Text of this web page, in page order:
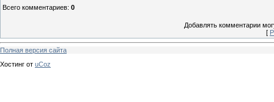
Всего комментариев: 0
Добавлять комментарии
[
Полная версия сайта
Хостинг от uCoz